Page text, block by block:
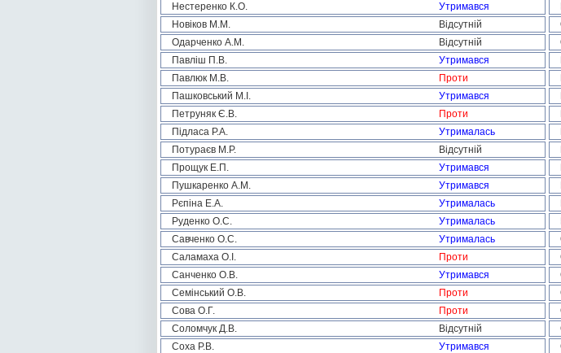
Нестеренко К.О.
Утримався
Новіков М.М.
Відсутній
Одарченко А.М.
Відсутній
Павліш П.В.
Утримався
Павлюк М.В.
Проти
Пашковський М.І.
Утримався
Петруняк Є.В.
Проти
Підласа Р.А.
Утрималась
Потураєв М.Р.
Відсутній
Прощук Е.П.
Утримався
Пушкаренко А.М.
Утримався
Рєпіна Е.А.
Утрималась
Руденко О.С.
Утрималась
Савченко О.С.
Утрималась
Саламаха О.І.
Проти
Санченко О.В.
Утримався
Семінський О.В.
Проти
Сова О.Г.
Проти
Соломчук Д.В.
Відсутній
Соха Р.В.
Утримався